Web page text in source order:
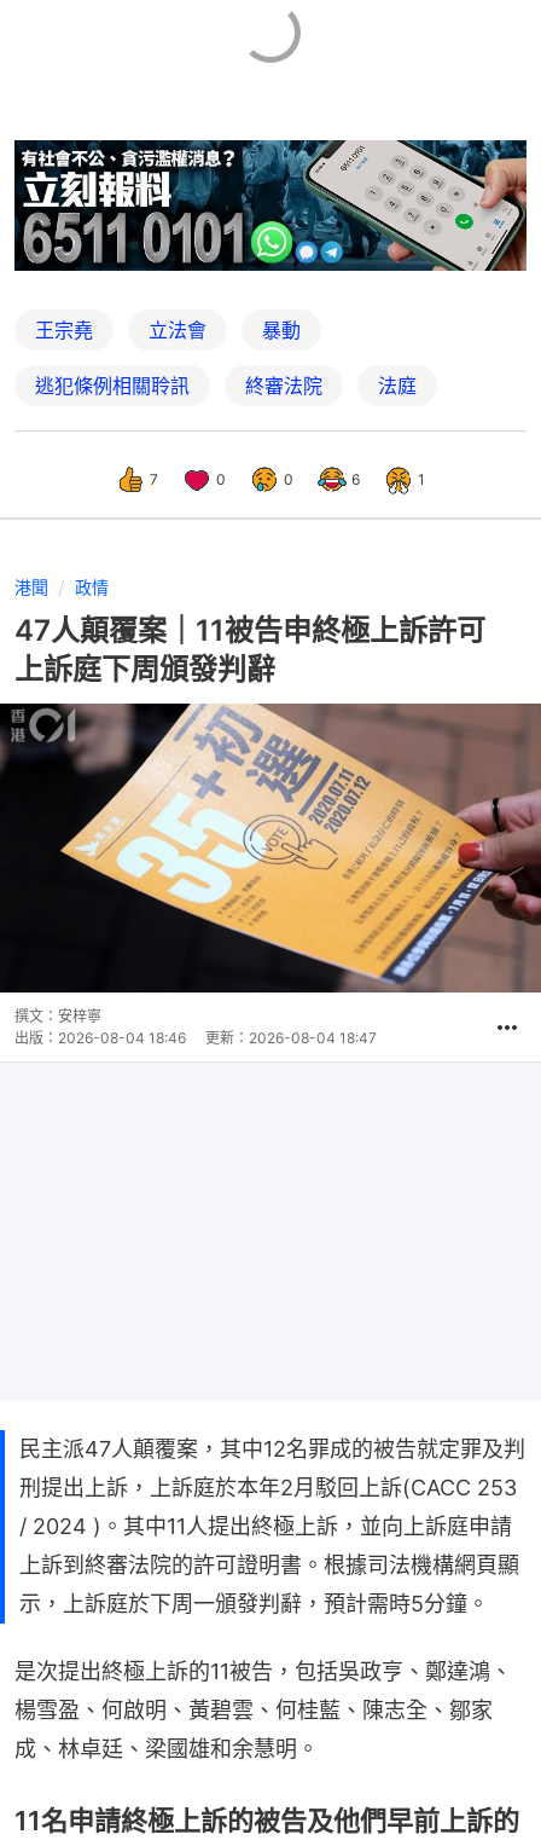
王宗堯 立法會 暴動
逃犯條例相關聆訊 終審法院 法庭
7 0 0 6 1
港聞 政情
47人顛覆案｜11被告申終極上訴許可
上訴庭下周頒發判辭
撰文： 安梓寧
出版： 2026-08-04 18:46 更新： 2026-08-04 18:47
民主派47人顛覆案，其中12名罪成的被告就定罪及判
刑提出上訴，上訴庭於本年2月駁回上訴(CACC 253
/ 2024 )。其中11人提出終極上訴，並向上訴庭申請
上訴到終審法院的許可證明書。根據司法機構網頁顯
示，上訴庭於下周一頒發判辭，預計需時5分鐘。
是次提出終極上訴的11被告，包括吳政亨、鄭達鴻、
楊雪盈、何啟明、黃碧雲、何桂藍、陳志全、鄒家
成、林卓廷、梁國雄和余慧明。
11名申請終極上訴的被告及他們早前上訴的